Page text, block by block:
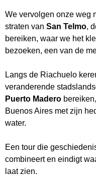
We vervolgen onze weg
straten van San Telmo,
bereiken, waar we het
bezoeken, een van de
Langs de Riachuelo
veranderende
Puerto Madero
Buenos Aires met zijn
water.
Een tour die
combineert en eindigt
laat zien.